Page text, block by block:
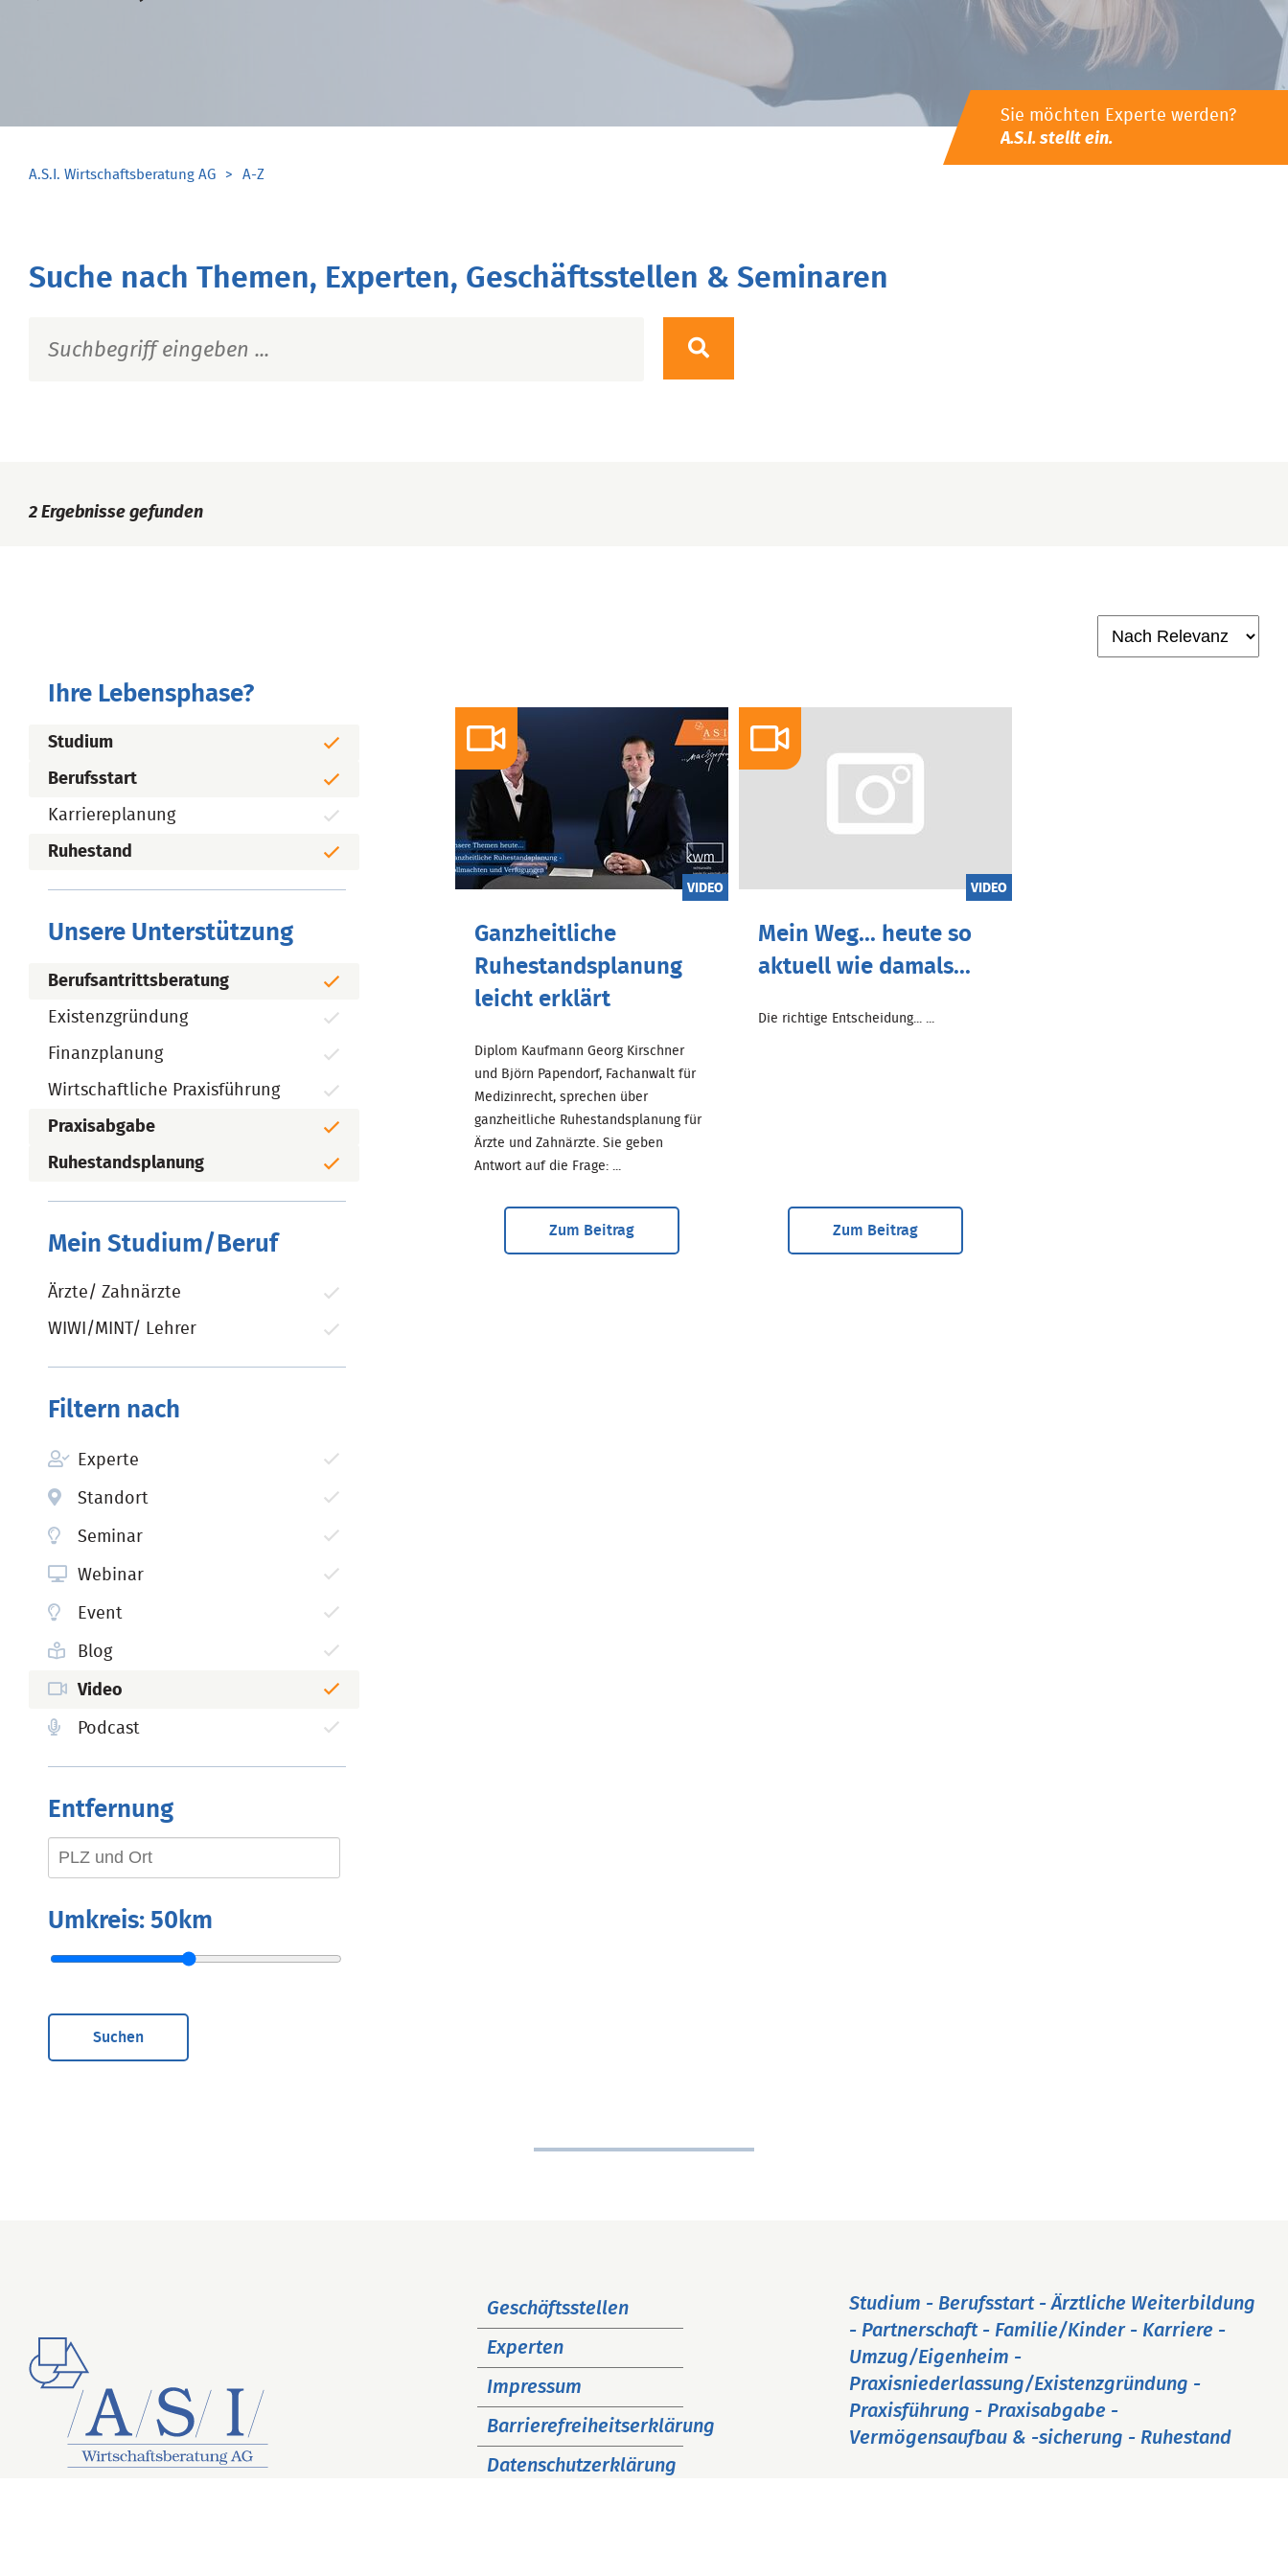
Sie möchten Experte werden?
A.S.I. stellt ein.
A.S.I. Wirtschaftsberatung AG A-Z
Suche nach Themen, Experten, Geschäftsstellen & Seminaren
2 Ergebnisse gefunden
Ihre Lebensphase?
Studium
Berufsstart
Karriereplanung
Ruhestand
Unsere Unterstützung
Berufsantrittsberatung
Existenzgründung
Finanzplanung
Wirtschaftliche Praxisführung
Praxisabgabe
Ruhestandsplanung
Mein Studium/Beruf
Ärzte/ Zahnärzte
WIWI/MINT/ Lehrer
Filtern nach
Experte
Standort
Seminar
Webinar
Event
Blog
Video
Podcast
Entfernung
Umkreis: 50km
Suchen
VIDEO
Ganzheitliche
Ruhestandsplanung
leicht erklärt
Diplom Kaufmann Georg Kirschner
und Björn Papendorf, Fachanwalt für
Medizinrecht, sprechen über
ganzheitliche Ruhestandsplanung für
Ärzte und Zahnärzte. Sie geben
Antwort auf die Frage: ...
Zum Beitrag
VIDEO
Mein Weg... heute so
aktuell wie damals...
Die richtige Entscheidung... ...
Zum Beitrag
überspringen
Geschäftsstellen
Experten
Impressum
Barrierefreiheitserklärung
Datenschutzerklärung
Studium - Berufsstart - Ärztliche Weiterbildung
- Partnerschaft - Familie/Kinder - Karriere -
Umzug/Eigenheim -
Praxisniederlassung/Existenzgründung -
Praxisführung - Praxisabgabe -
Vermögensaufbau & -sicherung - Ruhestand